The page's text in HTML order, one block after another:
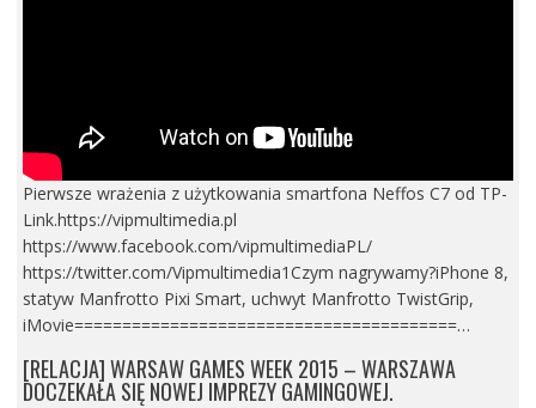
Pierwsze wrażenia z użytkowania smartfona Neffos C7 od TP-
Link.https://vipmultimedia.pl
https://www.facebook.com/vipmultimediaPL/
https://twitter.com/Vipmultimedia1Czym nagrywamy?iPhone 8,
statyw Manfrotto Pixi Smart, uchwyt Manfrotto TwistGrip,
iMovie========================================…
[RELACJA] WARSAW GAMES WEEK 2015 – WARSZAWA
DOCZEKAŁA SIĘ NOWEJ IMPREZY GAMINGOWEJ.